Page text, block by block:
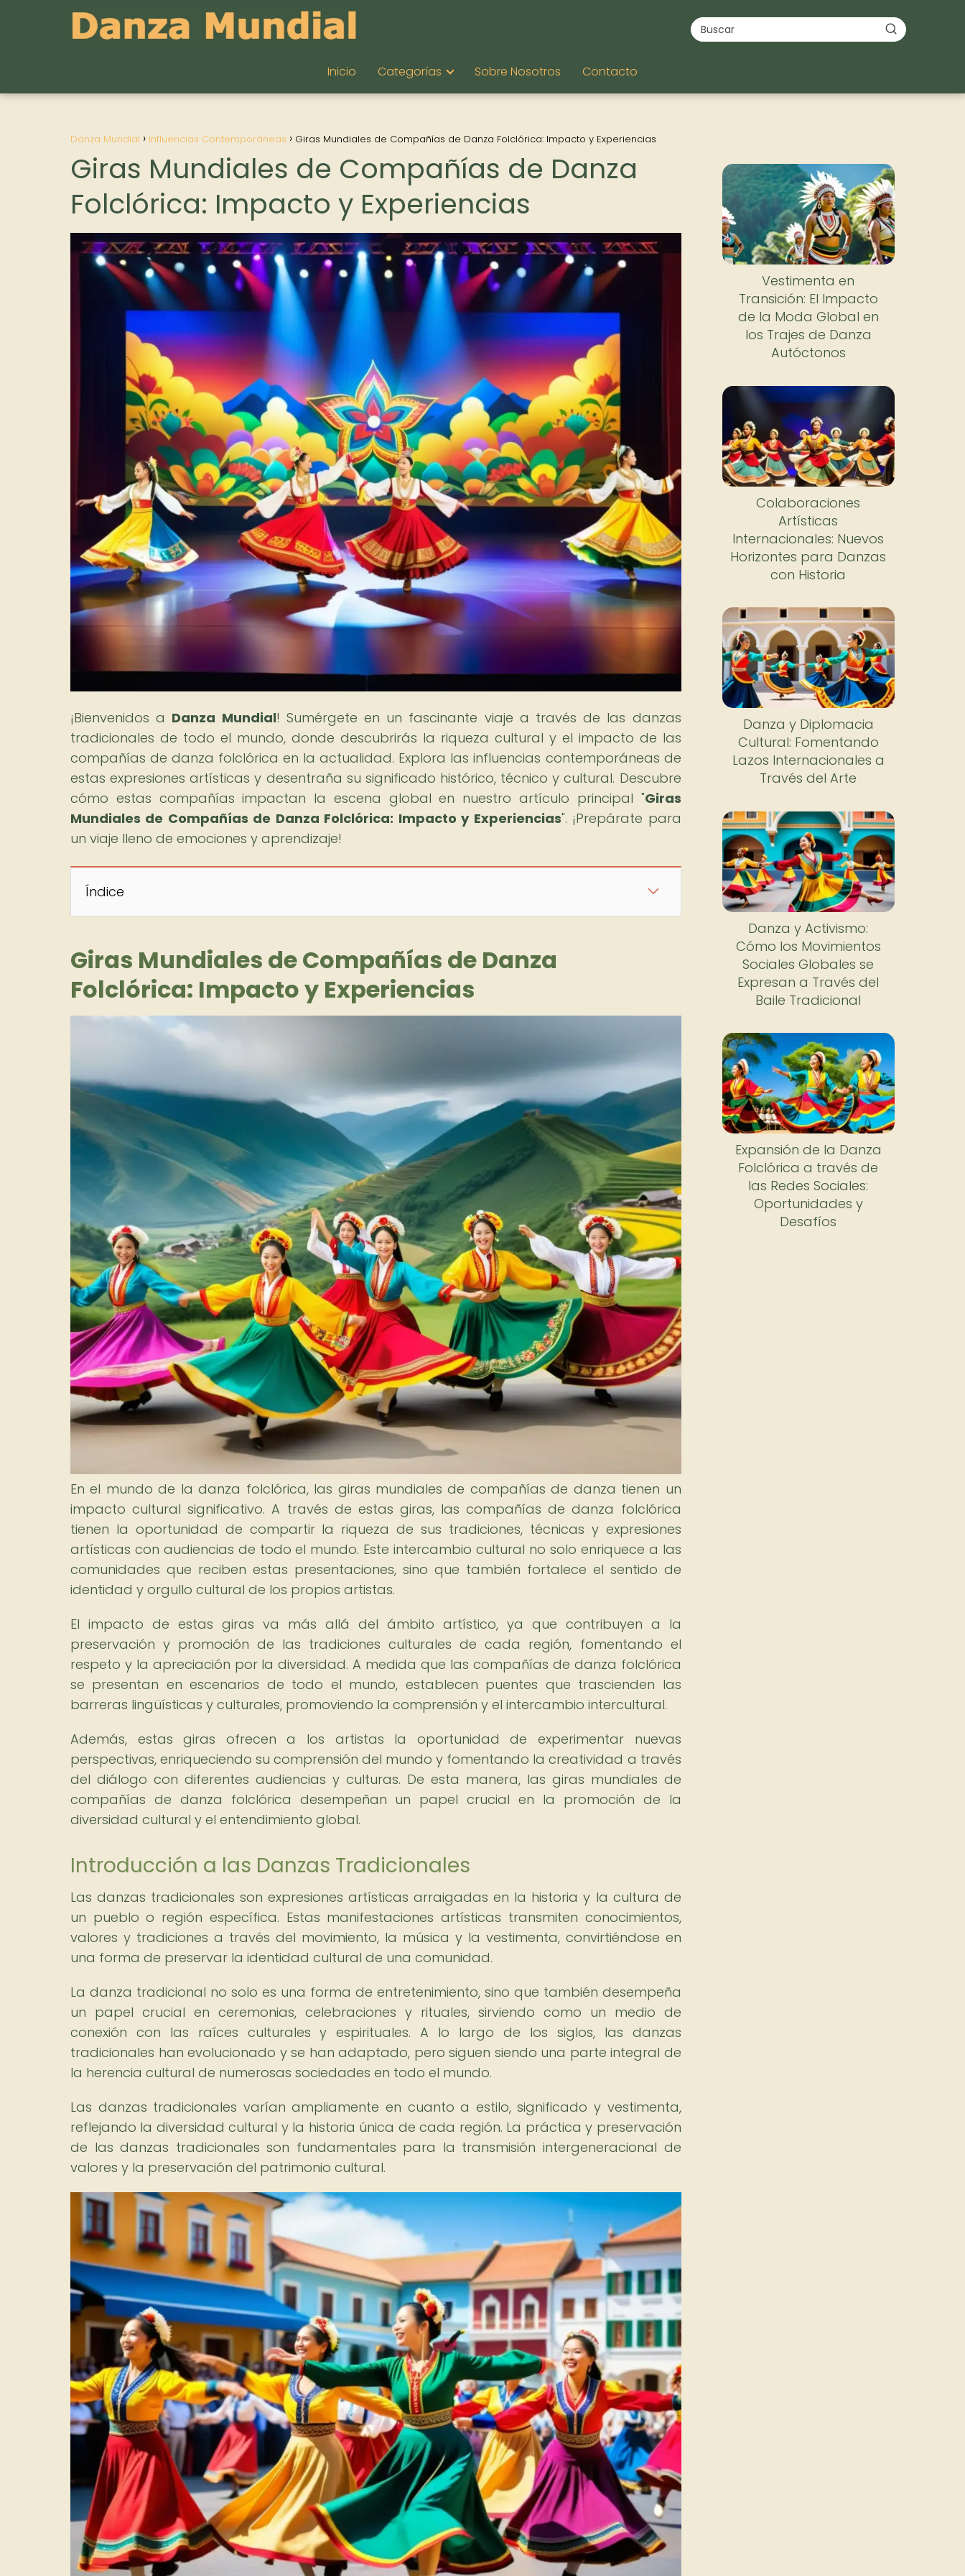
Inicio Categorías Sobre Nosotros Contacto
Danza Mundial Influencias Contemporáneas Giras Mundiales de Compañías de Danza Folclórica: Impacto y Experiencias
Giras Mundiales de Compañías de Danza
Folclórica: Impacto y Experiencias
¡Bienvenidos a Danza Mundial! Sumérgete en un fascinante viaje a través de las danzas
tradicionales de todo el mundo, donde descubrirás la riqueza cultural y el impacto de las
compañías de danza folclórica en la actualidad. Explora las influencias contemporáneas de
estas expresiones artísticas y desentraña su significado histórico, técnico y cultural. Descubre
cómo estas compañías impactan la escena global en nuestro artículo principal "Giras
Mundiales de Compañías de Danza Folclórica: Impacto y Experiencias". ¡Prepárate para
un viaje lleno de emociones y aprendizaje!
Índice
Giras Mundiales de Compañías de Danza
Folclórica: Impacto y Experiencias
En el mundo de la danza folclórica, las giras mundiales de compañías de danza tienen un
impacto cultural significativo. A través de estas giras, las compañías de danza folclórica
tienen la oportunidad de compartir la riqueza de sus tradiciones, técnicas y expresiones
artísticas con audiencias de todo el mundo. Este intercambio cultural no solo enriquece a las
comunidades que reciben estas presentaciones, sino que también fortalece el sentido de
identidad y orgullo cultural de los propios artistas.
El impacto de estas giras va más allá del ámbito artístico, ya que contribuyen a la
preservación y promoción de las tradiciones culturales de cada región, fomentando el
respeto y la apreciación por la diversidad. A medida que las compañías de danza folclórica
se presentan en escenarios de todo el mundo, establecen puentes que trascienden las
barreras lingüísticas y culturales, promoviendo la comprensión y el intercambio intercultural.
Además, estas giras ofrecen a los artistas la oportunidad de experimentar nuevas
perspectivas, enriqueciendo su comprensión del mundo y fomentando la creatividad a través
del diálogo con diferentes audiencias y culturas. De esta manera, las giras mundiales de
compañías de danza folclórica desempeñan un papel crucial en la promoción de la
diversidad cultural y el entendimiento global.
Introducción a las Danzas Tradicionales
Las danzas tradicionales son expresiones artísticas arraigadas en la historia y la cultura de
un pueblo o región específica. Estas manifestaciones artísticas transmiten conocimientos,
valores y tradiciones a través del movimiento, la música y la vestimenta, convirtiéndose en
una forma de preservar la identidad cultural de una comunidad.
La danza tradicional no solo es una forma de entretenimiento, sino que también desempeña
un papel crucial en ceremonias, celebraciones y rituales, sirviendo como un medio de
conexión con las raíces culturales y espirituales. A lo largo de los siglos, las danzas
tradicionales han evolucionado y se han adaptado, pero siguen siendo una parte integral de
la herencia cultural de numerosas sociedades en todo el mundo.
Las danzas tradicionales varían ampliamente en cuanto a estilo, significado y vestimenta,
reflejando la diversidad cultural y la historia única de cada región. La práctica y preservación
de las danzas tradicionales son fundamentales para la transmisión intergeneracional de
valores y la preservación del patrimonio cultural.
Nuevo
Vestimenta en
Transición: El Impacto
de la Moda Global en
los Trajes de Danza
Autóctonos
Colaboraciones
Artísticas
Internacionales: Nuevos
Horizontes para Danzas
con Historia
Danza y Diplomacia
Cultural: Fomentando
Lazos Internacionales a
Través del Arte
Danza y Activismo:
Cómo los Movimientos
Sociales Globales se
Expresan a Través del
Baile Tradicional
Expansión de la Danza
Folclórica a través de
las Redes Sociales:
Oportunidades y
Desafíos